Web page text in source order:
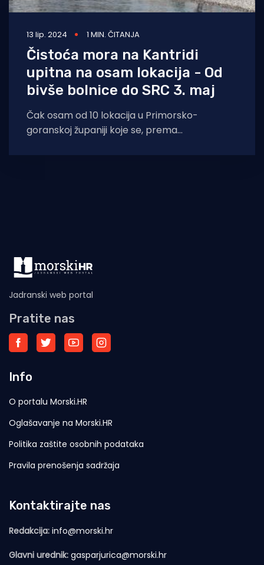
13 lip. 2024 1 MIN. ČITANJA
Čistoća mora na Kantridi
upitna na osam lokacija - Od
bivše bolnice do SRC 3. maj
Čak osam od 10 lokacija u Primorsko-
goranskoj županiji koje se, prema
zabrinjavajućima, nalazi se upravo
Jadranski web portal
Pratite nas
Info
O portalu Morski.HR
Oglašavanje na Morski.HR
Politika zaštite osobnih podataka
Pravila prenošenja sadržaja
Kontaktirajte nas
Redakcija: info@morski.hr
Glavni urednik: gasparjurica@morski.hr